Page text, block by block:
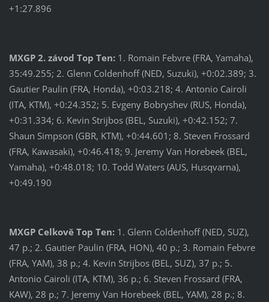
+1:27.896
MXGP 2. závod Top Ten: 1. Romain Febvre (FRA, Yamaha),
35:49.255; 2. Glenn Coldenhoff (NED, Suzuki), +0:02.389; 3.
Gautier Paulin (FRA, Honda), +0:03.218; 4. Antonio Cairoli
(ITA, KTM), +0:24.352; 5. Evgeny Bobryshev (RUS, Honda),
+0:31.334; 6. Kevin Strijbos (BEL, Suzuki), +0:42.152; 7.
Shaun Simpson (GBR, KTM), +0:44.601; 8. Steven Frossard
(FRA, Kawasaki), +0:46.418; 9. Jeremy Van Horebeek (BEL,
Yamaha), +0:48.018; 10. Todd Waters (AUS, Husqvarna),
+0:49.190
MXGP Celkově Top Ten: 1. Glenn Coldenhoff (NED, SUZ),
47 p.; 2. Gautier Paulin (FRA, HON), 40 p.; 3. Romain Febvre
(FRA, YAM), 38 p.; 4. Kevin Strijbos (BEL, SUZ), 37 p.; 5.
Antonio Cairoli (ITA, KTM), 36 p.; 6. Steven Frossard (FRA,
KAW), 28 p.; 7. Jeremy Van Horebeek (BEL, YAM), 28 p.; 8.